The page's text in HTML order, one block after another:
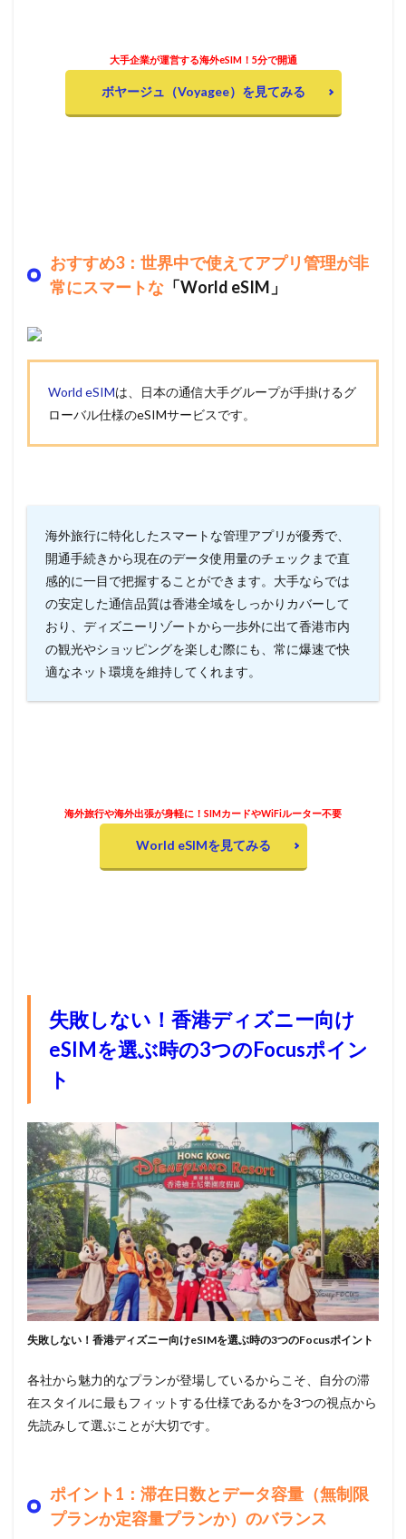
大手企業が運営する海外eSIM！5分で開通
ボヤージュ（Voyagee）を見てみる
おすすめ3：世界中で使えてアプリ管理が非
常にスマートな 「World eSIM」
World eSIMは、日本の通信大手グループが手掛けるグ
ローバル仕様のeSIMサービスです。
海外旅行に特化したスマートな管理アプリが優秀で、
開通手続きから現在のデータ使用量のチェックまで直
感的に一目で把握することができます。大手ならでは
の安定した通信品質は香港全域をしっかりカバーして
おり、ディズニーリゾートから一歩外に出て香港市内
の観光やショッピングを楽しむ際にも、常に爆速で快
適なネット環境を維持してくれます。
海外旅行や海外出張が身軽に！SIMカードやWiFiルーター不要
World eSIMを見てみる
失敗しない！香港ディズニー向け
eSIMを選ぶ時の3つのFocusポイン
ト
失敗しない！香港ディズニー向けeSIMを選ぶ時の3つのFocusポイント
各社から魅力的なプランが登場しているからこそ、自分の滞
在スタイルに最もフィットする仕様であるかを3つの視点から
先読みして選ぶことが大切です。
ポイント1：滞在日数とデータ容量（無制限
プランか定容量プランか）のバランス